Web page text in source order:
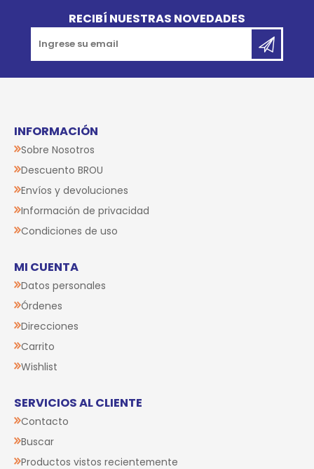
RECIBÍ NUESTRAS NOVEDADES
INFORMACIÓN
Sobre Nosotros
Descuento BROU
Envíos y devoluciones
Información de privacidad
Condiciones de uso
MI CUENTA
Datos personales
Órdenes
Direcciones
Carrito
Wishlist
SERVICIOS AL CLIENTE
Contacto
Buscar
Productos vistos recientemente